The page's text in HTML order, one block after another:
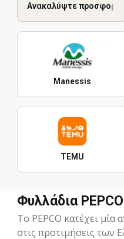
Ανακαλύψτε προσφορές
Manessis
TEMU
Φυλλάδια PEPCO
To PEPCO κατέχει μία
στις προτιμήσεις των